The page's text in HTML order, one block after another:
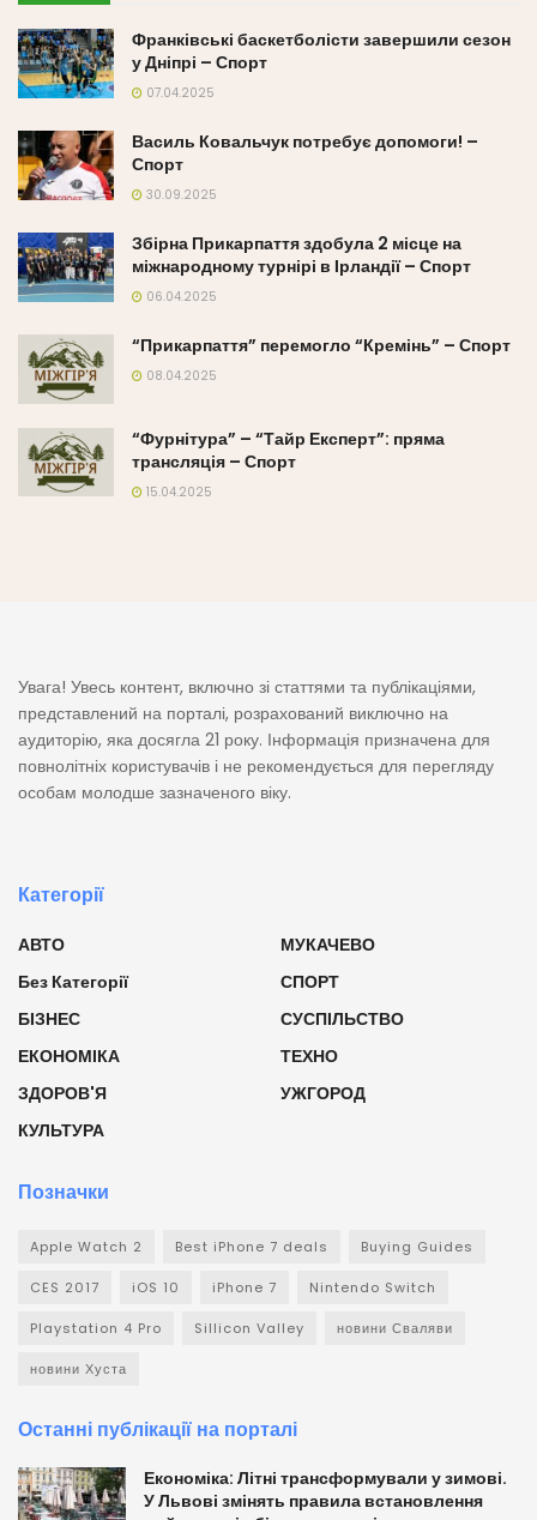
Франківські баскетболісти завершили сезон
у Дніпрі – Спорт
07.04.2025
Василь Ковальчук потребує допомоги! –
Спорт
30.09.2025
Збірна Прикарпаття здобула 2 місце на
міжнародному турнірі в Ірландії – Спорт
06.04.2025
“Прикарпаття” перемогло “Кремінь” – Спорт
08.04.2025
“Фурнітура” – “Тайр Експерт”: пряма
трансляція – Спорт
15.04.2025
Увага! Увесь контент, включно зі статтями та публікаціями,
представлений на порталі, розрахований виключно на
аудиторію, яка досягла 21 року. Інформація призначена для
повнолітніх користувачів і не рекомендується для перегляду
особам молодше зазначеного віку.
Категорії
АВТО
Без Категорії
БІЗНЕС
ЕКОНОМІКА
ЗДОРОВ'Я
КУЛЬТУРА
МУКАЧЕВО
СПОРТ
СУСПІЛЬСТВО
ТЕХНО
УЖГОРОД
Позначки
Apple Watch 2 Best iPhone 7 deals Buying Guides
CES 2017 iOS 10 iPhone 7 Nintendo Switch
Playstation 4 Pro Sillicon Valley новини Сваляви
новини Хуста
Останні публікації на порталі
Економіка: Літні трансформували у зимові.
У Львові змінять правила встановлення